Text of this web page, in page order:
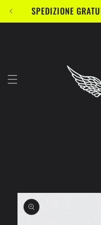
direttamente
SPEDIZIONE